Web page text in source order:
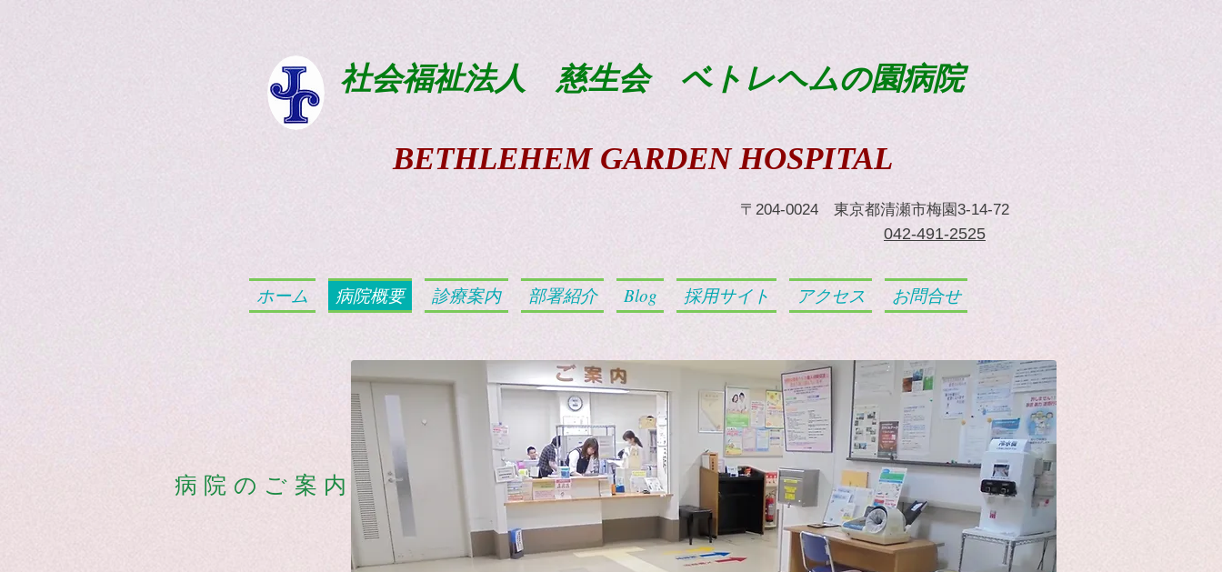
社会福祉法人 慈生会 ベトレヘムの園病院
BETHLEHEM GARDEN HOSPITAL
​〒204-0024 東京都清瀬市梅園3-14-72
​042-491-2525
ホーム 病院概要 診療案内 部署紹介 Blog 採用サイト アクセス お問合せ
病院のご案内